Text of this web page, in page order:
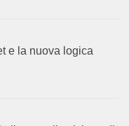
e la nuova logica